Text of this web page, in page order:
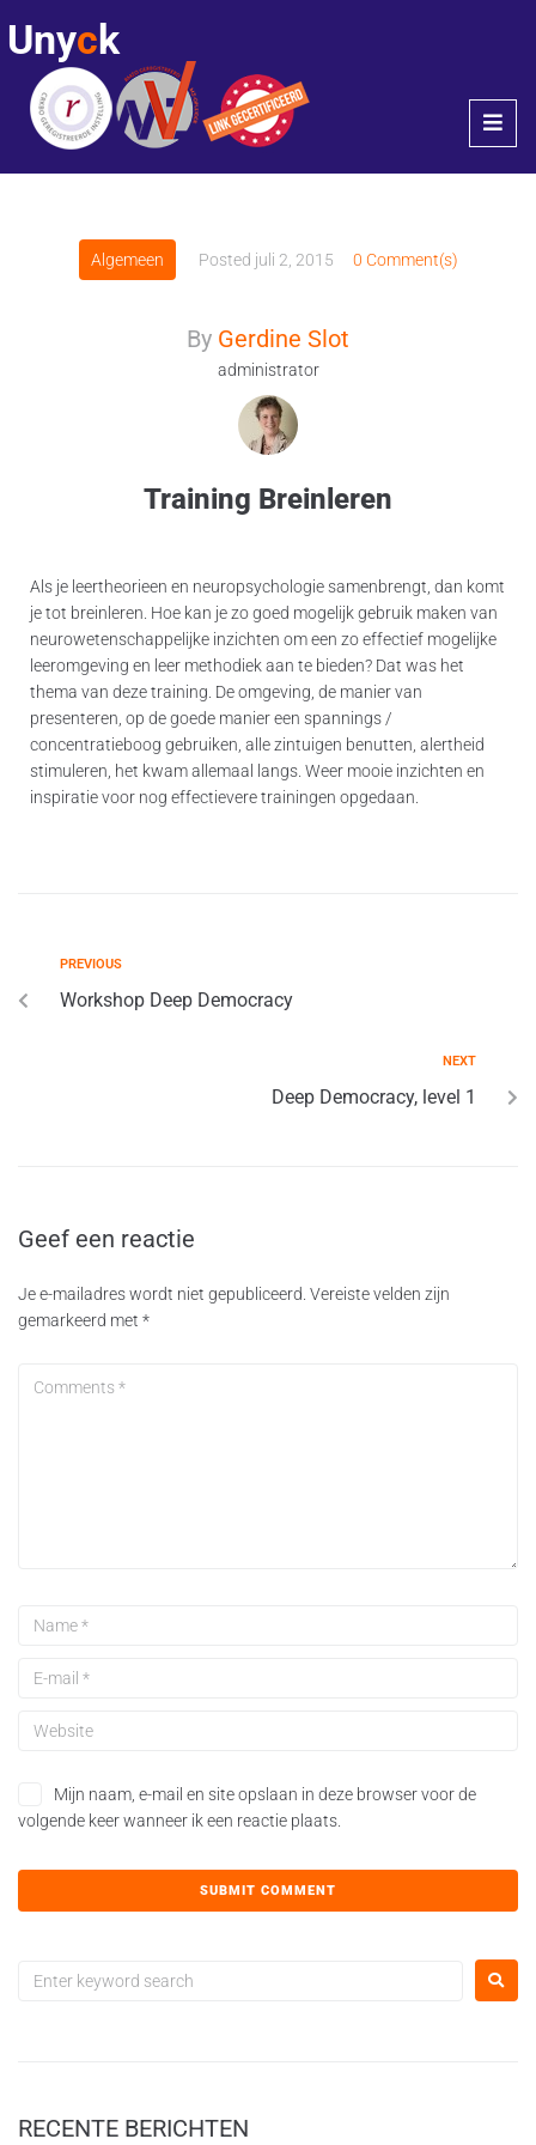
Unyck
Algemeen Posted juli 2, 2015 0 Comment(s)
By Gerdine Slot
administrator
Training Breinleren
Als je leertheorieen en neuropsychologie samenbrengt, dan komt
je tot breinleren. Hoe kan je zo goed mogelijk gebruik maken van
neurowetenschappelijke inzichten om een zo effectief mogelijke
leeromgeving en leer methodiek aan te bieden? Dat was het
thema van deze training. De omgeving, de manier van
presenteren, op de goede manier een spannings /
concentratieboog gebruiken, alle zintuigen benutten, alertheid
stimuleren, het kwam allemaal langs. Weer mooie inzichten en
inspiratie voor nog effectievere trainingen opgedaan.
PREVIOUS
Workshop Deep Democracy
NEXT
Deep Democracy, level 1
Geef een reactie
Je e-mailadres wordt niet gepubliceerd. Vereiste velden zijn
gemarkeerd met *
Mijn naam, e-mail en site opslaan in deze browser voor de
volgende keer wanneer ik een reactie plaats.
RECENTE BERICHTEN